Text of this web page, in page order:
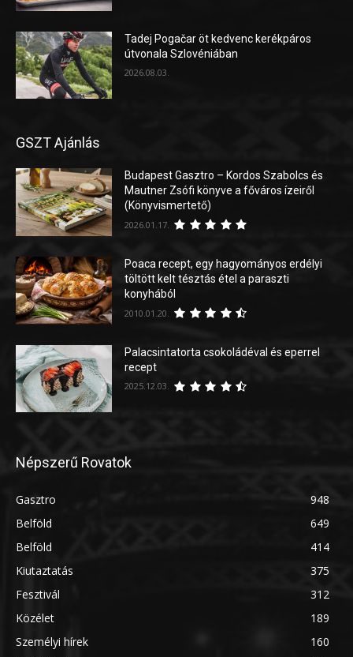
Tadej Pogačar öt kedvenc kerékpáros
útvonala Szlovéniában
2026.08.03.
GSZT Ajánlás
Budapest Gasztro – Kordos Szabolcs és
Mautner Zsófi könyve a főváros ízeiről
(Könyvismertető)
2026.01.17.
Poaca recept, egy hagyományos erdélyi
töltött kelt tésztás étel a paraszti
konyhából
2010.01.20.
Palacsintatorta csokoládéval és eperrel
recept
2025.12.03.
Népszerű Rovatok
Gasztro
948
Belföld
649
Belföld
414
Kiutaztatás
375
Fesztivál
312
Közélet
189
Személyi hírek
160